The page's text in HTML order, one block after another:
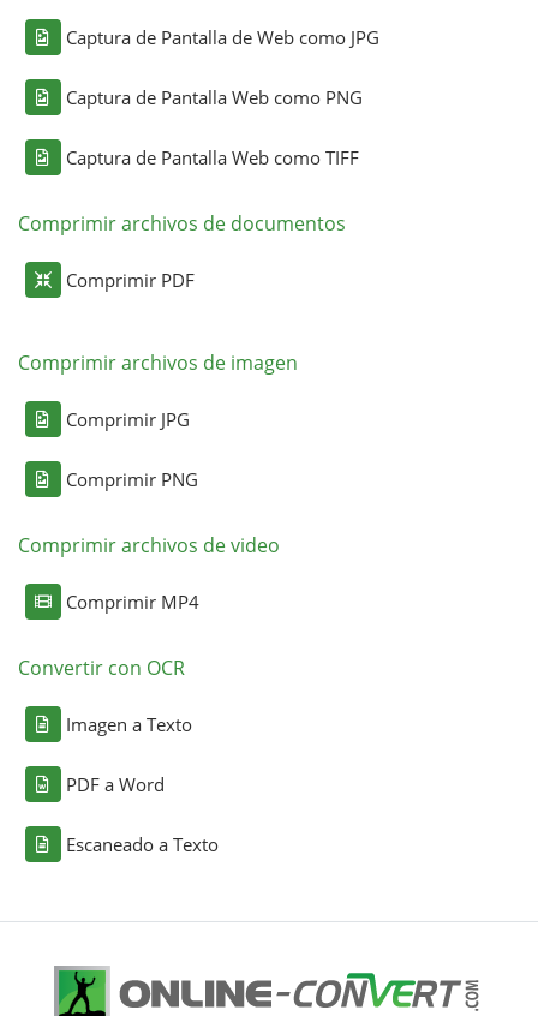
Captura de Pantalla de Web como JPG
Captura de Pantalla Web como PNG
Captura de Pantalla Web como TIFF
Comprimir archivos de documentos
Comprimir PDF
Comprimir archivos de imagen
Comprimir JPG
Comprimir PNG
Comprimir archivos de video
Comprimir MP4
Convertir con OCR
Imagen a Texto
PDF a Word
Escaneado a Texto